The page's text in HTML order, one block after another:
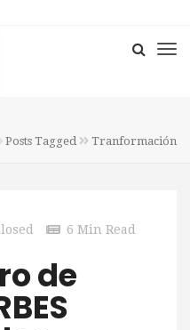
Posts Tagged Tranformación
6 Min Read
de